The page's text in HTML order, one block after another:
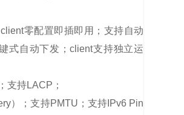
零配置即插即用；支持自动
式自动下发；client支持独立运
支持LACP；
）；支持PMTU；支持IPv6 Pin